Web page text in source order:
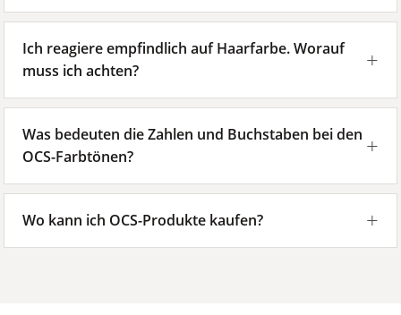
Ich reagiere empfindlich auf Haarfarbe. Worauf
muss ich achten?
Was bedeuten die Zahlen und Buchstaben bei den
OCS-Farbtönen?
Wo kann ich OCS-Produkte kaufen?